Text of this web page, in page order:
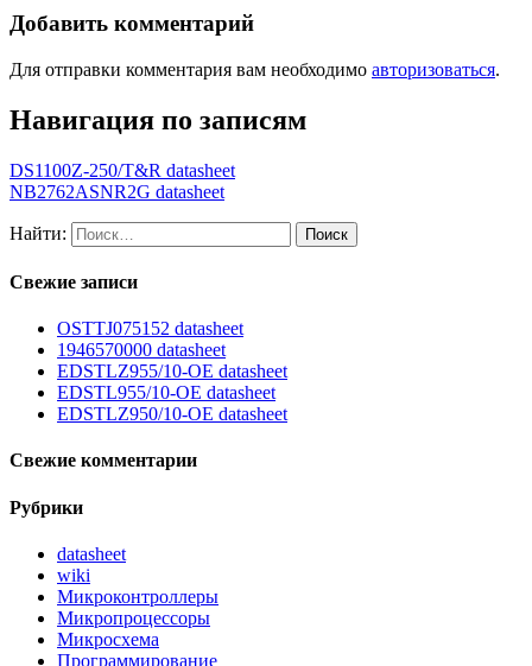
Добавить комментарий
Для отправки комментария вам необходимо авторизоваться.
Навигация по записям
DS1100Z-250/T&R datasheet
NB2762ASNR2G datasheet
Найти:
Свежие записи
OSTTJ075152 datasheet
1946570000 datasheet
EDSTLZ955/10-OE datasheet
EDSTL955/10-OE datasheet
EDSTLZ950/10-OE datasheet
Свежие комментарии
Рубрики
datasheet
wiki
Микроконтроллеры
Микропроцессоры
Микросхема
Программирование